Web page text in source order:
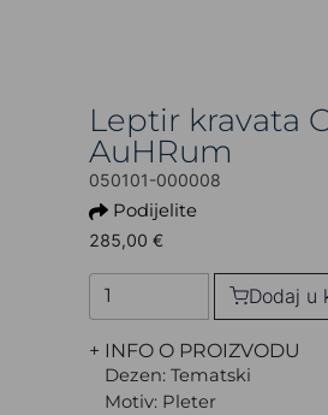
Leptir kravata
AuHRum
050101-000008
Podijelite
285,00 €
Dodaj u
+ INFO O PROIZVODU
Dezen: Tematski
Motiv: Pleter